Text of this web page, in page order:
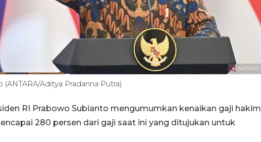
Aditya Pradanna Putra)
RI Prabowo Subianto mengumumkan kenaikan gaji hakim
280 persen dari gaji saat ini yang ditujukan untuk